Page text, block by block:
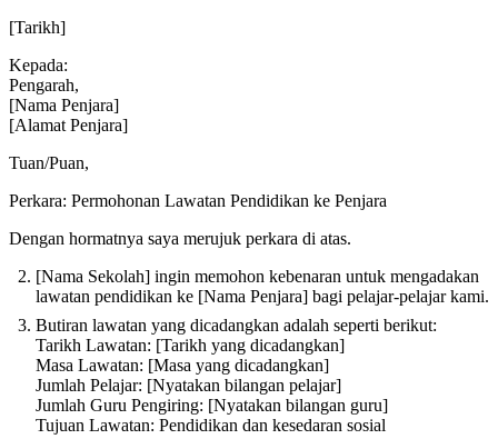
[Tarikh]
Kepada:
Pengarah,
[Nama Penjara]
[Alamat Penjara]
Tuan/Puan,
Perkara: Permohonan Lawatan Pendidikan ke Penjara
Dengan hormatnya saya merujuk perkara di atas.
[Nama Sekolah] ingin memohon kebenaran untuk mengadakan
lawatan pendidikan ke [Nama Penjara] bagi pelajar-pelajar kami.
Butiran lawatan yang dicadangkan adalah seperti berikut:
Tarikh Lawatan: [Tarikh yang dicadangkan]
Masa Lawatan: [Masa yang dicadangkan]
Jumlah Pelajar: [Nyatakan bilangan pelajar]
Jumlah Guru Pengiring: [Nyatakan bilangan guru]
Tujuan Lawatan: Pendidikan dan kesedaran sosial